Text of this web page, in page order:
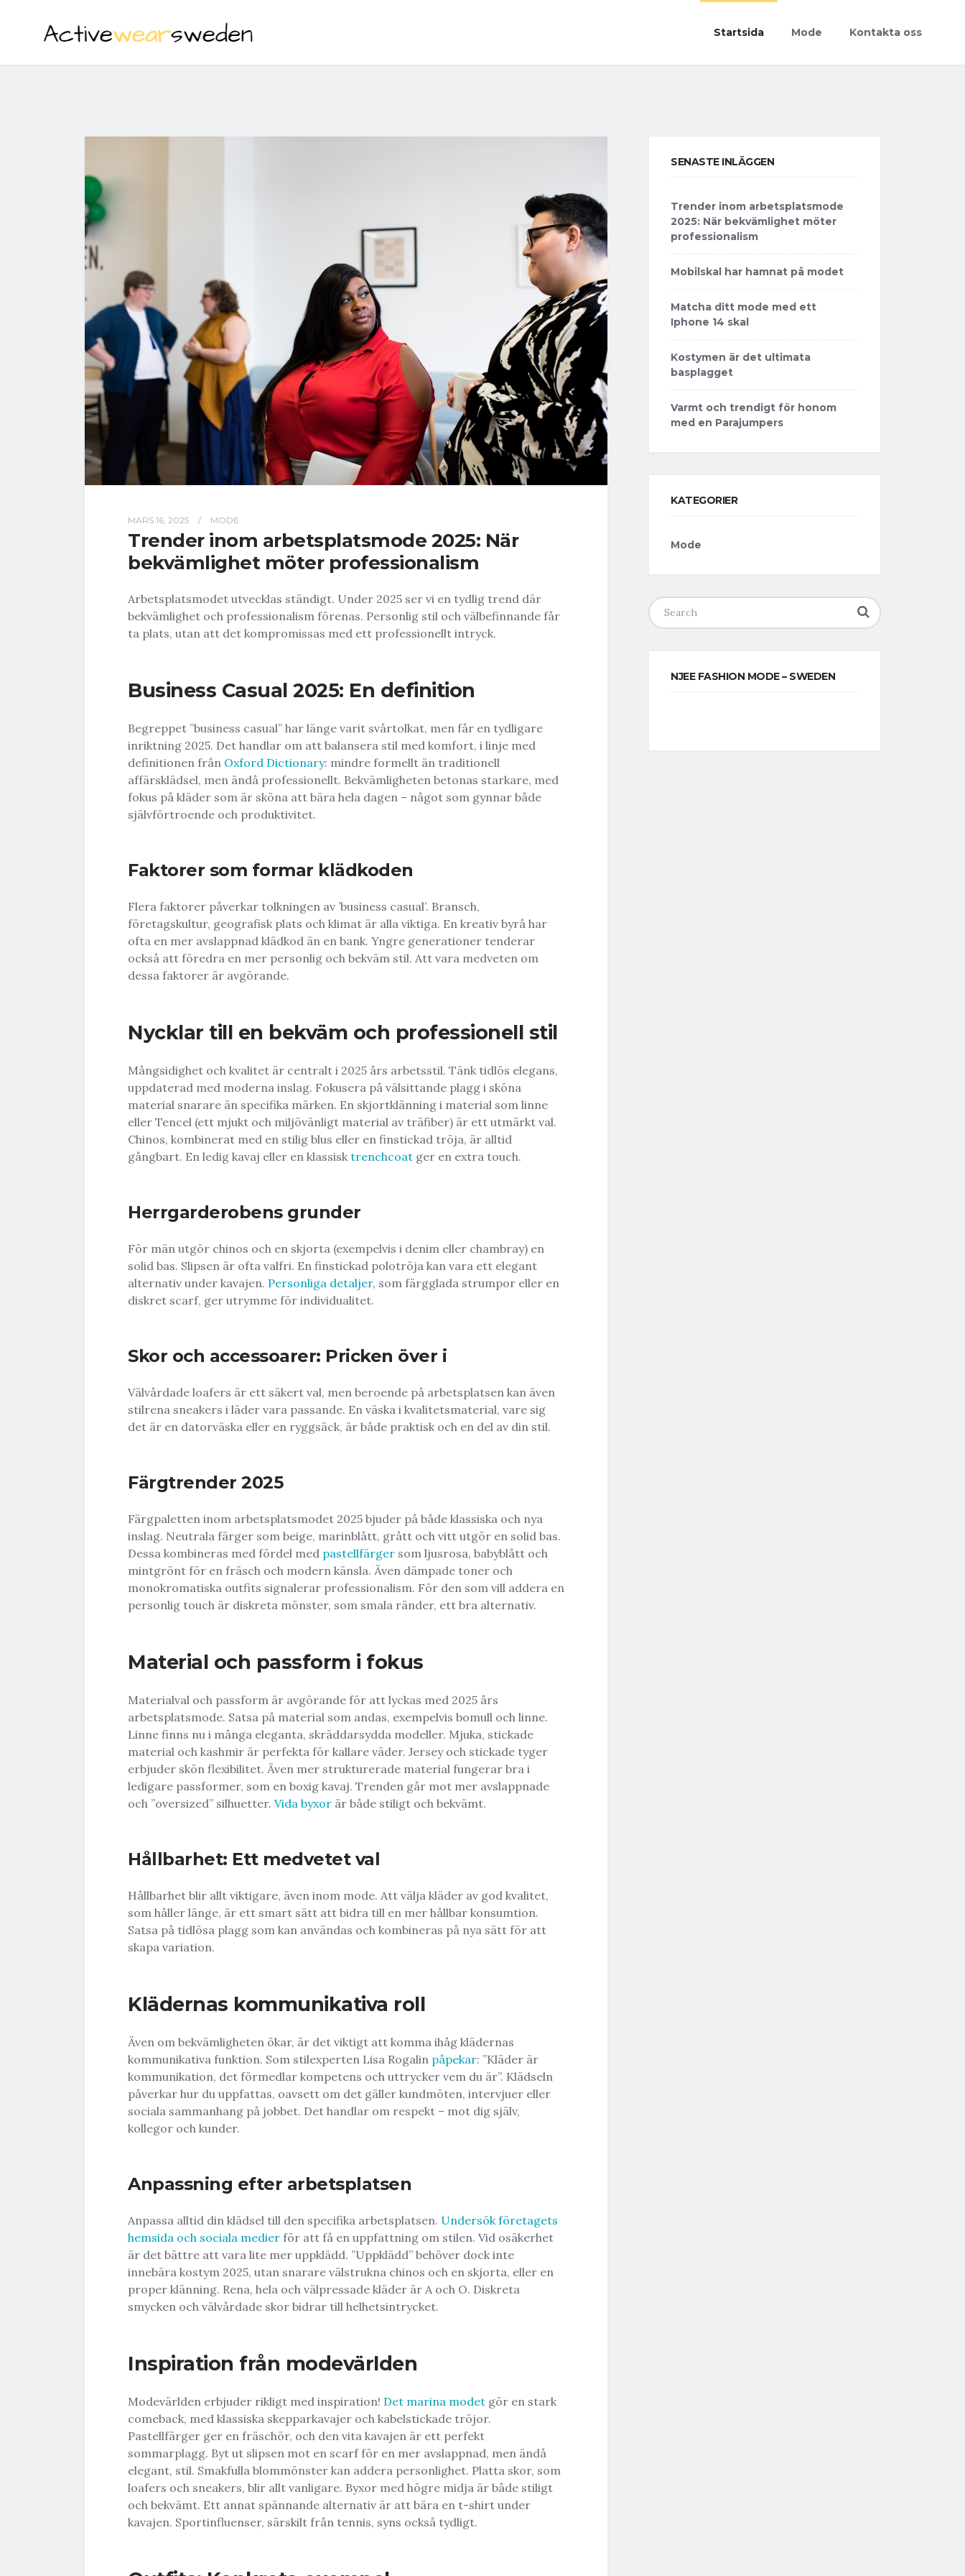
Startsida Mode Kontakta oss
MARS 16, 2025 / MODE
Trender inom arbetsplatsmode 2025: När
bekvämlighet möter professionalism
Arbetsplatsmodet utvecklas ständigt. Under 2025 ser vi en tydlig trend där
bekvämlighet och professionalism förenas. Personlig stil och välbefinnande får
ta plats, utan att det kompromissas med ett professionellt intryck.
Business Casual 2025: En definition
Begreppet ”business casual” har länge varit svårtolkat, men får en tydligare
inriktning 2025. Det handlar om att balansera stil med komfort, i linje med
definitionen från Oxford Dictionary: mindre formellt än traditionell
affärsklädsel, men ändå professionellt. Bekvämligheten betonas starkare, med
fokus på kläder som är sköna att bära hela dagen – något som gynnar både
självförtroende och produktivitet.
Faktorer som formar klädkoden
Flera faktorer påverkar tolkningen av ’business casual’. Bransch,
företagskultur, geografisk plats och klimat är alla viktiga. En kreativ byrå har
ofta en mer avslappnad klädkod än en bank. Yngre generationer tenderar
också att föredra en mer personlig och bekväm stil. Att vara medveten om
dessa faktorer är avgörande.
Nycklar till en bekväm och professionell stil
Mångsidighet och kvalitet är centralt i 2025 års arbetsstil. Tänk tidlös elegans,
uppdaterad med moderna inslag. Fokusera på välsittande plagg i sköna
material snarare än specifika märken. En skjortklänning i material som linne
eller Tencel (ett mjukt och miljövänligt material av träfiber) är ett utmärkt val.
Chinos, kombinerat med en stilig blus eller en finstickad tröja, är alltid
gångbart. En ledig kavaj eller en klassisk trenchcoat ger en extra touch.
Herrgarderobens grunder
För män utgör chinos och en skjorta (exempelvis i denim eller chambray) en
solid bas. Slipsen är ofta valfri. En finstickad polotröja kan vara ett elegant
alternativ under kavajen. Personliga detaljer, som färgglada strumpor eller en
diskret scarf, ger utrymme för individualitet.
Skor och accessoarer: Pricken över i
Välvårdade loafers är ett säkert val, men beroende på arbetsplatsen kan även
stilrena sneakers i läder vara passande. En väska i kvalitetsmaterial, vare sig
det är en datorväska eller en ryggsäck, är både praktisk och en del av din stil.
Färgtrender 2025
Färgpaletten inom arbetsplatsmodet 2025 bjuder på både klassiska och nya
inslag. Neutrala färger som beige, marinblått, grått och vitt utgör en solid bas.
Dessa kombineras med fördel med pastellfärger som ljusrosa, babyblått och
mintgrönt för en fräsch och modern känsla. Även dämpade toner och
monokromatiska outfits signalerar professionalism. För den som vill addera en
personlig touch är diskreta mönster, som smala ränder, ett bra alternativ.
Material och passform i fokus
Materialval och passform är avgörande för att lyckas med 2025 års
arbetsplatsmode. Satsa på material som andas, exempelvis bomull och linne.
Linne finns nu i många eleganta, skräddarsydda modeller. Mjuka, stickade
material och kashmir är perfekta för kallare väder. Jersey och stickade tyger
erbjuder skön flexibilitet. Även mer strukturerade material fungerar bra i
ledigare passformer, som en boxig kavaj. Trenden går mot mer avslappnade
och ”oversized” silhuetter. Vida byxor är både stiligt och bekvämt.
Hållbarhet: Ett medvetet val
Hållbarhet blir allt viktigare, även inom mode. Att välja kläder av god kvalitet,
som håller länge, är ett smart sätt att bidra till en mer hållbar konsumtion.
Satsa på tidlösa plagg som kan användas och kombineras på nya sätt för att
skapa variation.
Klädernas kommunikativa roll
Även om bekvämligheten ökar, är det viktigt att komma ihåg klädernas
kommunikativa funktion. Som stilexperten Lisa Rogalin påpekar: ”Kläder är
kommunikation, det förmedlar kompetens och uttrycker vem du är”. Klädseln
påverkar hur du uppfattas, oavsett om det gäller kundmöten, intervjuer eller
sociala sammanhang på jobbet. Det handlar om respekt – mot dig själv,
kollegor och kunder.
Anpassning efter arbetsplatsen
Anpassa alltid din klädsel till den specifika arbetsplatsen. Undersök företagets
hemsida och sociala medier för att få en uppfattning om stilen. Vid osäkerhet
är det bättre att vara lite mer uppklädd. ”Uppklädd” behöver dock inte
innebära kostym 2025, utan snarare välstrukna chinos och en skjorta, eller en
proper klänning. Rena, hela och välpressade kläder är A och O. Diskreta
smycken och välvårdade skor bidrar till helhetsintrycket.
Inspiration från modevärlden
Modevärlden erbjuder rikligt med inspiration! Det marina modet gör en stark
comeback, med klassiska skepparkavajer och kabelstickade tröjor.
Pastellfärger ger en fräschör, och den vita kavajen är ett perfekt
sommarplagg. Byt ut slipsen mot en scarf för en mer avslappnad, men ändå
elegant, stil. Smakfulla blommönster kan addera personlighet. Platta skor, som
loafers och sneakers, blir allt vanligare. Byxor med högre midja är både stiligt
och bekvämt. Ett annat spännande alternativ är att bära en t-shirt under
kavajen. Sportinfluenser, särskilt från tennis, syns också tydligt.
SENASTE INLÄGGEN
Trender inom arbetsplatsmode
2025: När bekvämlighet möter
professionalism
Mobilskal har hamnat på modet
Matcha ditt mode med ett
Iphone 14 skal
Kostymen är det ultimata
basplagget
Varmt och trendigt för honom
med en Parajumpers
KATEGORIER
Mode
Search
for:
NJEE FASHION MODE – SWEDEN